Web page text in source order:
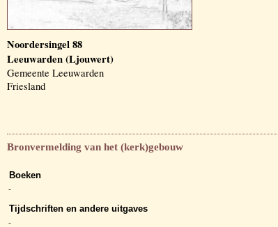
Noordersingel 88
Leeuwarden (Ljouwert)
Gemeente Leeuwarden
Friesland
Bronvermelding van het (kerk)gebouw
Boeken
-
Tijdschriften en andere uitgaves
-